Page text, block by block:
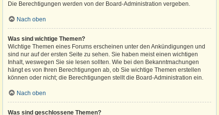
Die Berechtigungen werden von der Board-Administration vergeben.
Nach oben
Was sind wichtige Themen?
Wichtige Themen eines Forums erscheinen unter den Ankündigungen und
sind nur auf der ersten Seite zu sehen. Sie haben meist einen wichtigen
Inhalt, weswegen Sie sie lesen sollten. Wie bei den Bekanntmachungen
hängt es von Ihren Berechtigungen ab, ob Sie wichtige Themen erstellen
können oder nicht; die Berechtigungen stellt die Board-Administration ein.
Nach oben
Was sind geschlossene Themen?